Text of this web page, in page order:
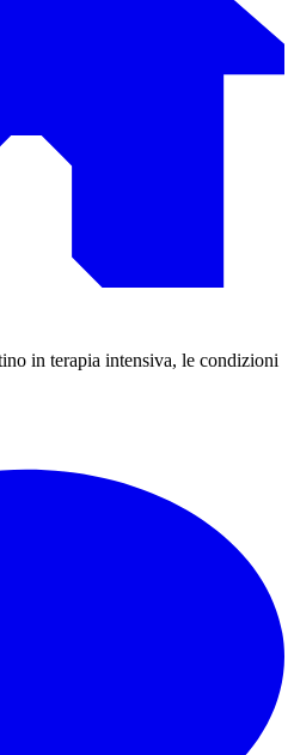
in terapia intensiva, le condizioni